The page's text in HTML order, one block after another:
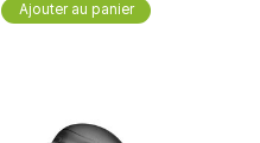
Ajouter au panier